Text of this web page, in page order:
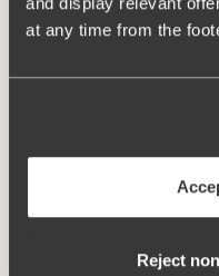
at any time from the
Reject